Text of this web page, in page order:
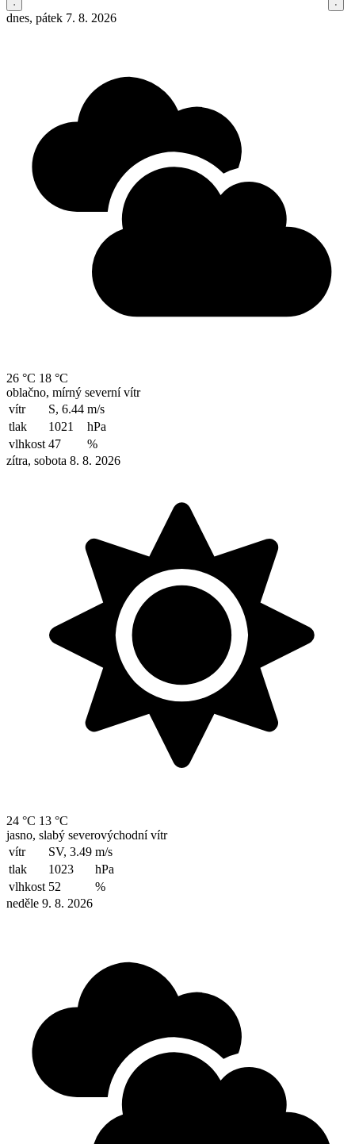
dnes, pátek 7. 8. 2026
26 °C 18 °C
oblačno, mírný severní vítr
vítr
S, 6.44 m/s
tlak
1021
hPa
vlhkost 47
%
zítra, sobota 8. 8. 2026
24 °C 13 °C
jasno, slabý severovýchodní vítr
vítr
SV, 3.49 m/s
tlak
1023
hPa
vlhkost 52
%
neděle 9. 8. 2026